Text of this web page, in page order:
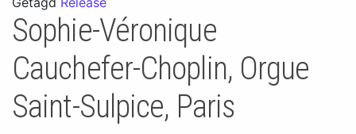
Sophie-Véronique
Cauchefer-Choplin, Orgue
Saint-Sulpice, Paris